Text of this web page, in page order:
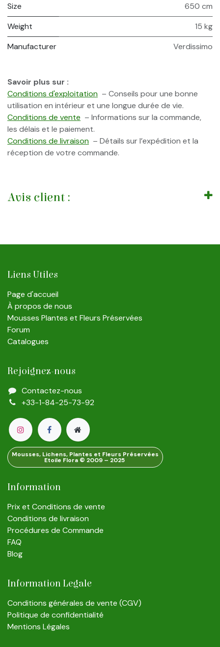
Size
650 cm
Weight
15 kg
Manufacturer
Verdissimo
Savoir plus sur :
Conditions d'exploitation – Conseils pour une bonne
utilisation en intérieur et une longue durée de vie.
Conditions de vente – Informations sur la commande,
les délais et le paiement.
Conditions de livraison – Détails sur l’expédition et la
réception de votre commande.
Avis client :
Liens Utiles
Page d'accueil
À propos de nous
Mousses Plantes et Fleurs Préservées
Forum
Catalogues
Rejoignez-nous
Contactez-nous
+33-1-84-25-73-92
Mousses, Lichens, Plantes et Fleurs Préservées
Etoile Flora © 2009 – 2025
Information
Prix et Conditions de vente
Conditions de livraison
Procédures de Commande
FAQ
Blog
Information Legale
Conditions générales de vente (CGV)
Politique de confidentialité
Mentions Légales